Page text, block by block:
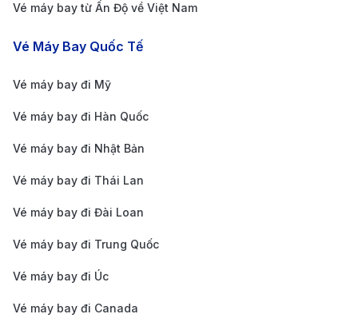
Giá vé máy bay
Paris TP. Hồ Chí
Minh Turkish
Paris TP. Hồ Chí
Minh Qatar
Giá vé máy bay
Paris TP. Hồ Chí
Paris TP. Hồ Chí
Vé máy bay từ Ấn Độ về Việt Nam
Vé Máy Bay Quốc Tế
Vé máy bay đi Mỹ
Vé máy bay đi Hàn Quốc
Vé máy bay đi Nhật Bản
Vé máy bay đi Thái Lan
Vé máy bay đi Đài Loan
Vé máy bay đi Trung Quốc
Vé máy bay đi Úc
Vé máy bay đi Canada